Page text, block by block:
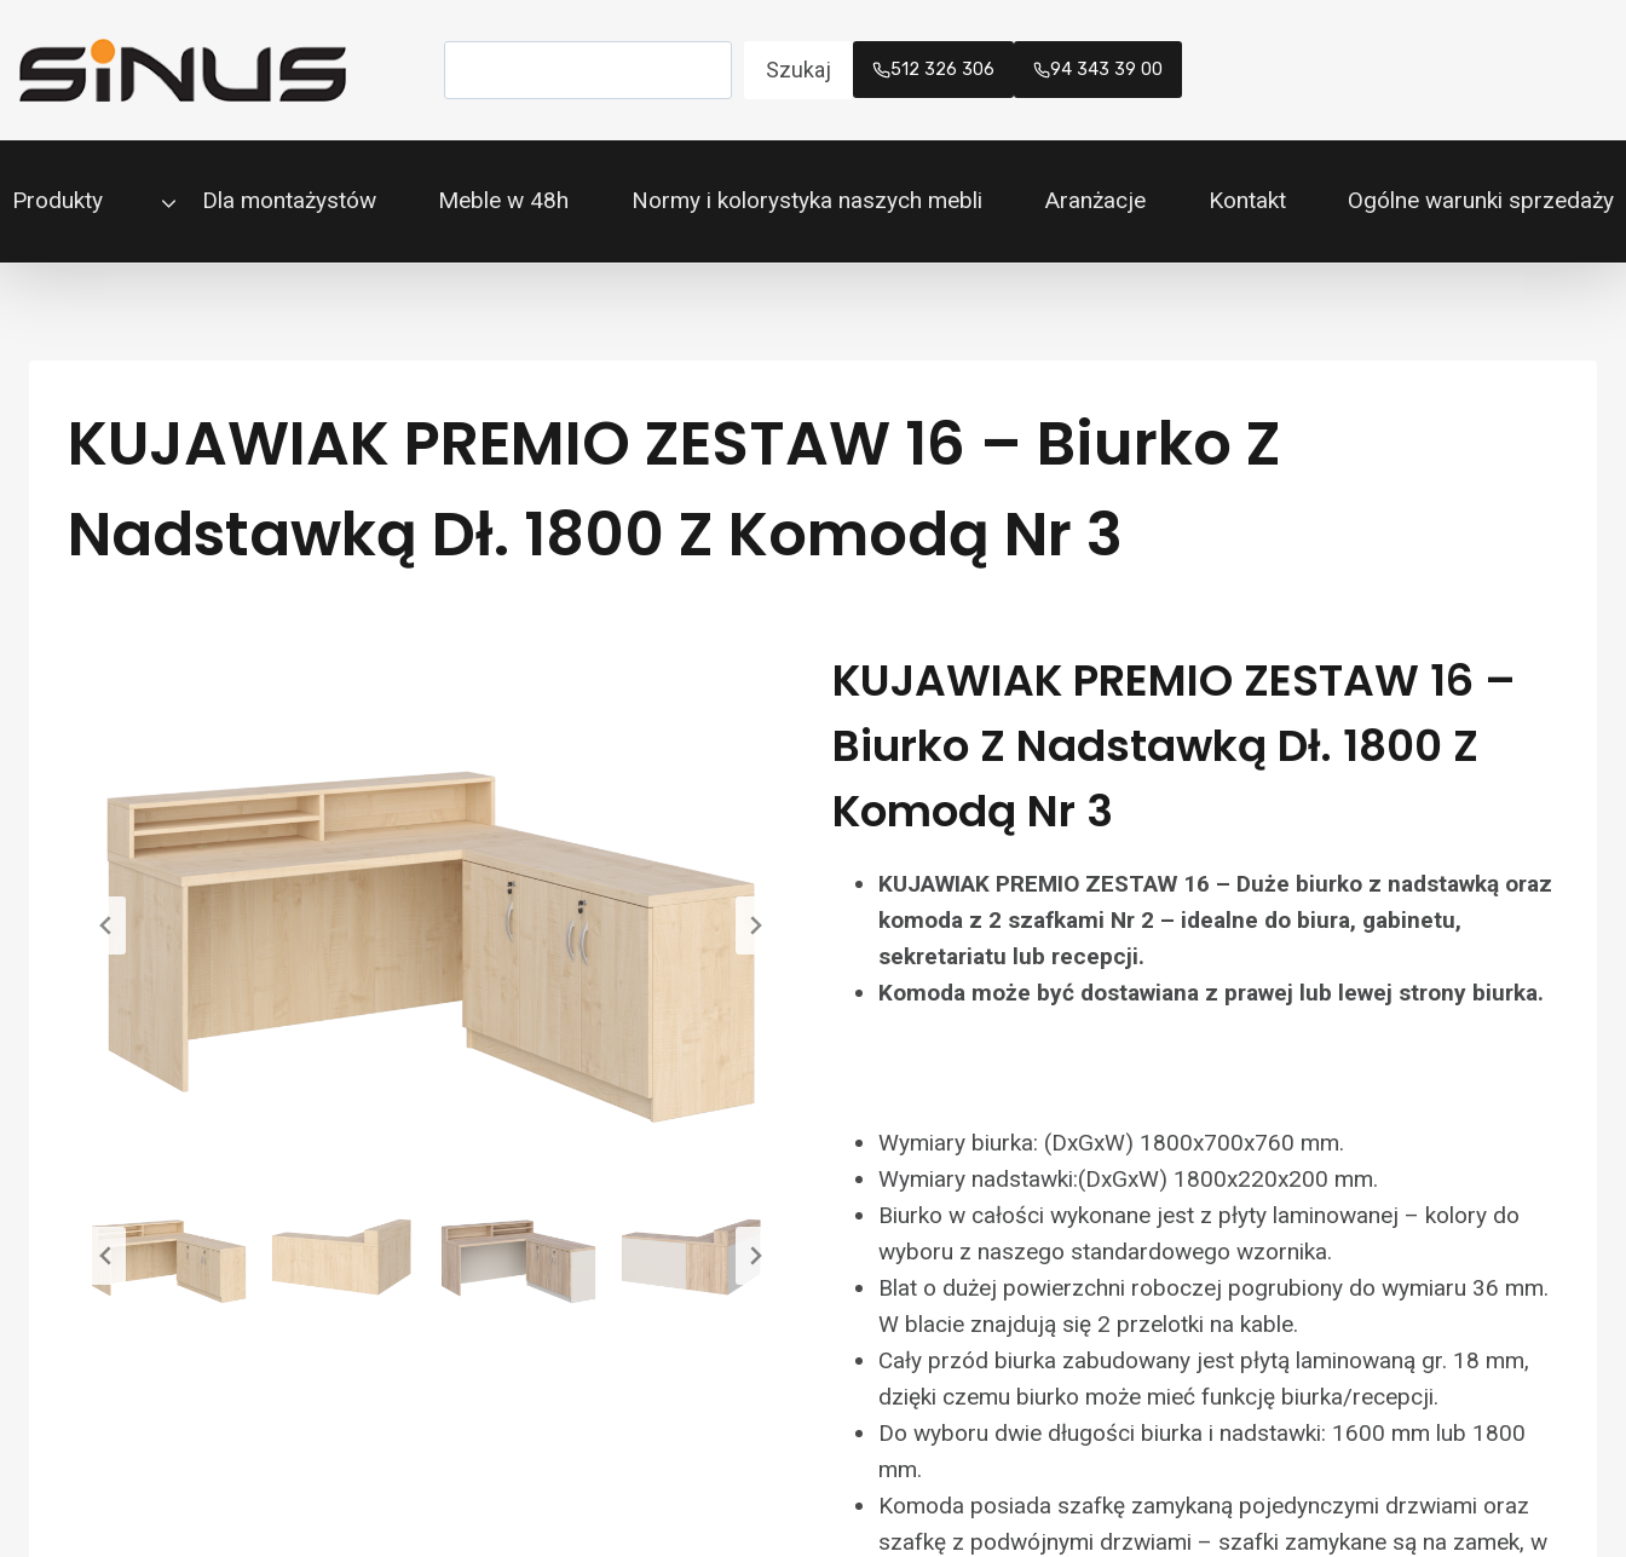
do
treści
Szukaj 512 326 306 94 343 39 00
Produkty Dla montażystów Meble w 48h Normy i kolorystyka naszych mebli Aranżacje Kontakt Ogólne warunki sprzedaży
KUJAWIAK PREMIO ZESTAW 16 – Biurko Z
Nadstawką Dł. 1800 Z Komodą Nr 3
KUJAWIAK PREMIO ZESTAW 16 –
Biurko Z Nadstawką Dł. 1800 Z
Komodą Nr 3
KUJAWIAK PREMIO ZESTAW 16 – Duże biurko z nadstawką oraz
komoda z 2 szafkami Nr 2 – idealne do biura, gabinetu,
sekretariatu lub recepcji.
Komoda może być dostawiana z prawej lub lewej strony biurka.
Wymiary biurka: (DxGxW) 1800x700x760 mm.
Wymiary nadstawki:(DxGxW) 1800x220x200 mm.
Biurko w całości wykonane jest z płyty laminowanej – kolory do
wyboru z naszego standardowego wzornika.
Blat o dużej powierzchni roboczej pogrubiony do wymiaru 36 mm.
W blacie znajdują się 2 przelotki na kable.
Cały przód biurka zabudowany jest płytą laminowaną gr. 18 mm,
dzięki czemu biurko może mieć funkcję biurka/recepcji.
Do wyboru dwie długości biurka i nadstawki: 1600 mm lub 1800
mm.
Komoda posiada szafkę zamykaną pojedynczymi drzwiami oraz
szafkę z podwójnymi drzwiami – szafki zamykane są na zamek, w